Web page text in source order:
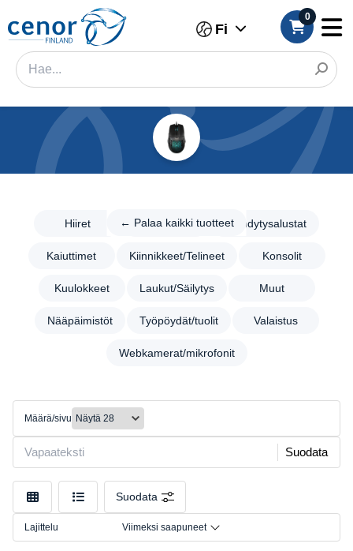
Fi
0
← Palaa kaikki tuotteet
Hiiret Hiirimatot Jäähdytysalustat
Kaiuttimet Kiinnikkeet/Telineet Konsolit
Kuulokkeet Laukut/Säilytys Muut
Nääpäimistöt Työpöydät/tuolit Valaistus
Webkamerat/mikrofonit
Kategoriat
Hiiret
Hiirimatot
Konsolit
Kuulokkeet
Laukut/Säilytys
Muut
Nääpäimistöt
Työpöydät/tuolit
Valaistus
Suodatin
Kategoria
Määrä/sivu
Suodata
Suodata
Lajittelu Viimeksi saapuneet